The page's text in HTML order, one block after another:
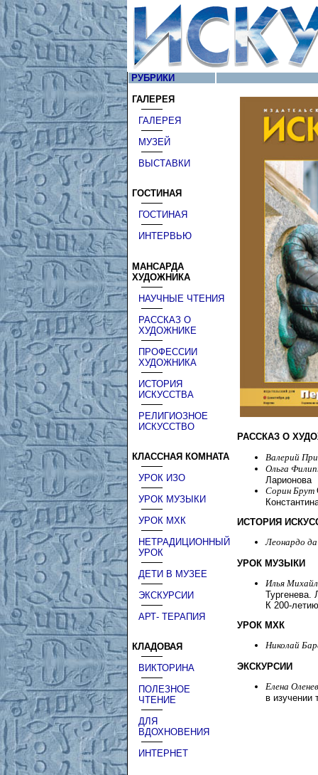
РУБРИКИ
ГАЛЕРЕЯ
ГАЛЕРЕЯ
МУЗЕЙ
ВЫСТАВКИ
ГОСТИНАЯ
ГОСТИНАЯ
ИНТЕРВЬЮ
МАНСАРДА
ХУДОЖНИКА
НАУЧНЫЕ ЧТЕНИЯ
РАССКАЗ О
ХУДОЖНИКЕ
ПРОФЕССИИ
ХУДОЖНИКА
ИСТОРИЯ
ИСКУССТВА
РЕЛИГИОЗНОЕ
ИСКУССТВО
КЛАССНАЯ КОМНАТА
УРОК ИЗО
УРОК МУЗЫКИ
УРОК МХК
НЕТРАДИЦИОННЫЙ
УРОК
ДЕТИ В МУЗЕЕ
ЭКСКУРСИИ
АРТ- ТЕРАПИЯ
КЛАДОВАЯ
ВИКТОРИНА
ПОЛЕЗНОЕ
ЧТЕНИЕ
ДЛЯ
ВДОХНОВЕНИЯ
ИНТЕРНЕТ
РАССКАЗ О
Валерий
Ольга
Ларионова
Сорин Брут
ИСТОРИЯ
Леонардо
УРОК МУЗЫКИ
Илья
Тургенева.
К 200-
УРОК МХК
Николай
ЭКСКУРСИИ
Елена
в изучении